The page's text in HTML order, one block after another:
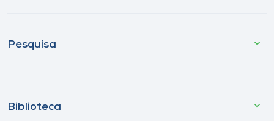
Pesquisa
Biblioteca